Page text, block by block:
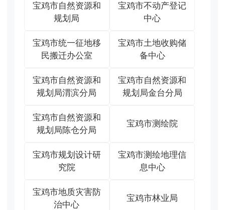
宝鸡市自然资源和
规划局
宝鸡市不动产登记
中心
宝鸡市统一征地移
民搬迁办公室
宝鸡市土地收购储
备中心
宝鸡市自然资源和
规划局渭滨分局
宝鸡市自然资源和
规划局金台分局
宝鸡市自然资源和
规划局陈仓分局
宝鸡市测绘院
宝鸡市规划设计研
究院
宝鸡市测绘地理信
息中心
宝鸡市地质灾害防
治中心
宝鸡市林业局